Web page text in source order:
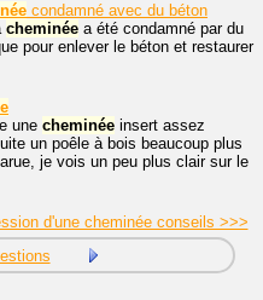
condamné avec du béton
cheminée a été condamné par du
pour enlever le béton et restaurer
une cheminée insert assez
un poêle à bois beaucoup plus
je vois un peu plus clair sur le
d'une cheminée conseils >>>